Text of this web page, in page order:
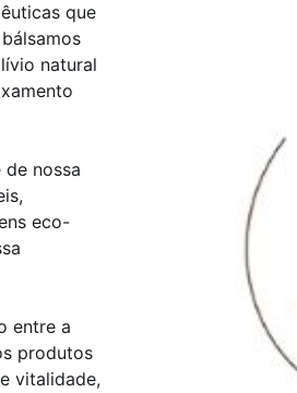
que
natural
nossa
eco-
entre a
produtos
vitalidade,